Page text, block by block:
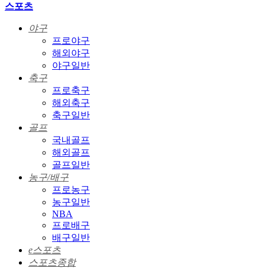
스포츠
야구
프로야구
해외야구
야구일반
축구
프로축구
해외축구
축구일반
골프
국내골프
해외골프
골프일반
농구/배구
프로농구
농구일반
NBA
프로배구
배구일반
e스포츠
스포츠종합